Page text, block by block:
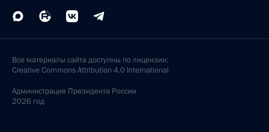
Все материалы сайта доступны по лицензии:
Creative Commons Attribution 4.0 International
Администрация Президента России
2026 год